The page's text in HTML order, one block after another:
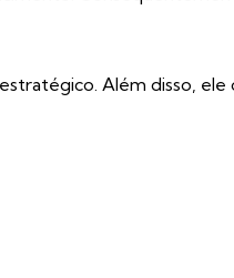
Além disso, ele